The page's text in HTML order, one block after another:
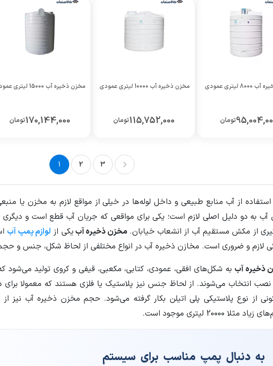
لیتری عمودی
تومان
مخزن ذخیره آب 10000 لیتری عمودی
115,752,000تومان
مخزن ذخیره آب 15000 لیتری عمودی
170,144,000تومان
1 2 3
استفاده از آب منابع طبیعی و داخل لوله‌ها در خیلی از مواقع لازم به مخزن یا
آب به دو دلیل اصلی لازم است؛ یکی برای مواقعی که جریان آب قطع است و
از مکش مستقیم آب از انشعاب خیابان.مخزن ذخیره آب یکی از لوازم پمپ آب
لازم و ضروری است. مخازن ذخیره آب در انواع مختلفی از لحاظ شکل، جنس و
ذخیره آب به شکل‌های افقی، عمودی، کتابی، مکعبی، قیفی و کروی تولید می‌شود
نصب انتخاب می‌شوند. از لحاظ جنس نیز پلاستیک یا فلزی هستند که معمولا
مثلا 20000 لیتری موجود است.
به دنبال پمپ مناسب برای سیستم